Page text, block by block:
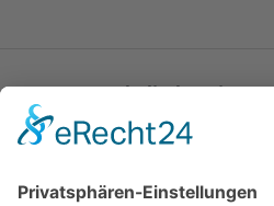
Katholische Privat-
T:+43 732 /